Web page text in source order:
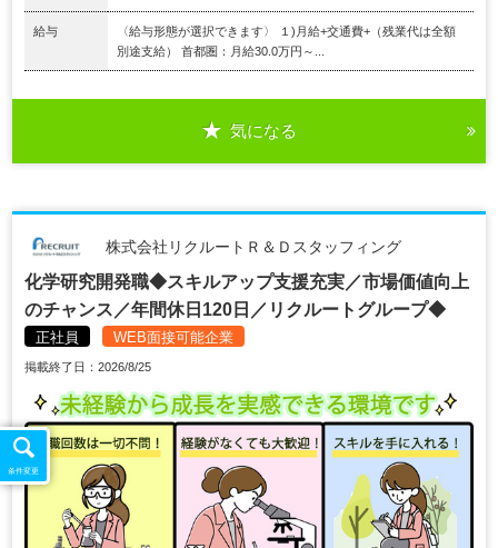
給与
〈給与形態が選択できます〉 １)月給+交通費+（残業代は全額
別途支給） 首都圏：月給30.0万円～...
気になる
株式会社リクルートＲ＆Ｄスタッフィング
化学研究開発職◆スキルアップ支援充実／市場価値向上
のチャンス／年間休日120日／リクルートグループ◆
正社員 WEB面接可能企業
掲載終了日：2026/8/25
条件変更